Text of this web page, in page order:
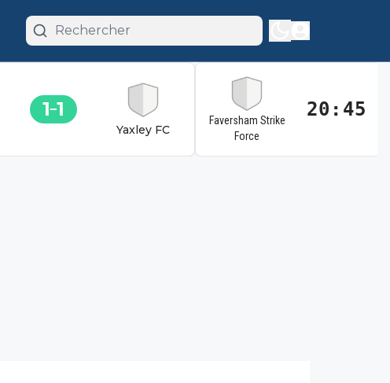
1 1
Yaxley FC
Faversham Strike
Force
20:45